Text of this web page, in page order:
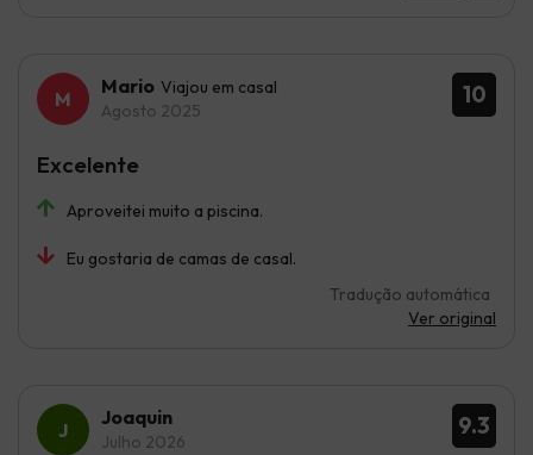
10
Mario Viajou em casal
Agosto 2025
Aproveitei muito a piscina.
Eu gostaria de camas de casal.
Tradução automática
Ver original
Excelente
9.3
Joaquin
Julho 2026